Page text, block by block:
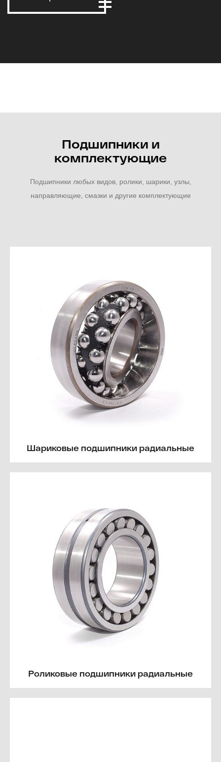
Подшипники и
комплектующие
Подшипники любых видов, ролики, шарики, узлы,
направляющие, смазки и другие комплектующие
Шариковые подшипники радиальные
Роликовые подшипники радиальные